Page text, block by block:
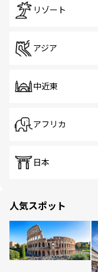
リゾート
アジア
中近東
アフリカ
日本
人気スポット